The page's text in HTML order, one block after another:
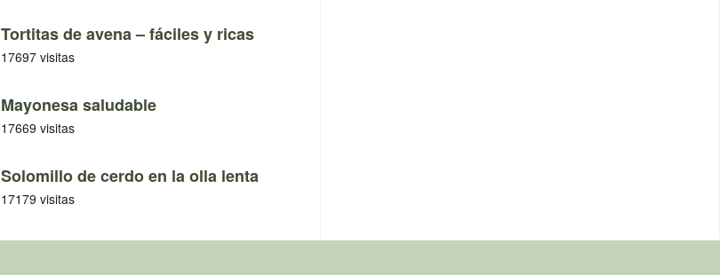
Tortitas de avena – fáciles y ricas
17697 visitas
Mayonesa saludable
17669 visitas
Solomillo de cerdo en la olla lenta
17179 visitas